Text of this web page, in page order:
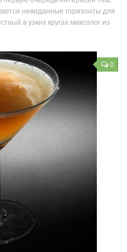
невиданные горизонты для
в узких кругах миксолог из
0